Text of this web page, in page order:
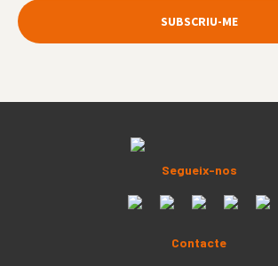
Segueix-nos
Contacte